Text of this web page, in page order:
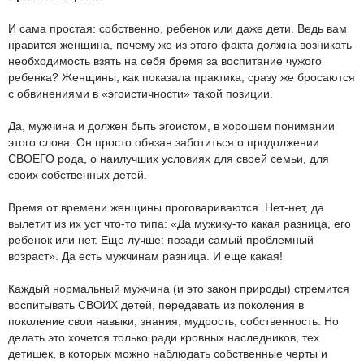
И сама простая: собственно, ребенок или даже дети. Ведь вам
нравится женщина, почему же из этого факта должна возникать
необходимость взять на себя бремя за воспитание чужого
ребенка? Женщины, как показала практика, сразу же бросаются
с обвинениями в «эгоистичности» такой позиции.
Да, мужчина и должен быть эгоистом, в хорошем понимании
этого слова. Он просто обязан заботиться о продолжении
СВОЕГО рода, о наилучших условиях для своей семьи, для
своих собственных детей.
Время от времени женщины проговариваются. Нет-нет, да
вылетит из их уст что-то типа: «Да мужику-то какая разница, его
ребенок или нет. Еще лучше: позади самый проблемный
возраст». Да есть мужчинам разница. И еще какая!
Каждый нормальный мужчина (и это закон природы) стремится
воспитывать СВОИХ детей, передавать из поколения в
поколение свои навыки, знания, мудрость, собственность. Но
делать это хочется только ради кровных наследников, тех
детишек, в которых можно наблюдать собственные черты и